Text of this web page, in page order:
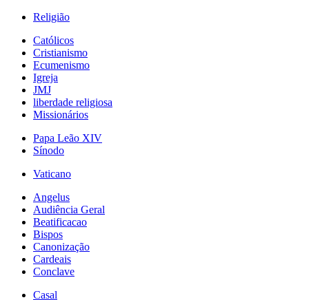
Religião
Católicos
Cristianismo
Ecumenismo
Igreja
JMJ
liberdade religiosa
Missionários
Papa Leão XIV
Sínodo
Vaticano
Angelus
Audiência Geral
Beatificacao
Bispos
Canonização
Cardeais
Conclave
Casal